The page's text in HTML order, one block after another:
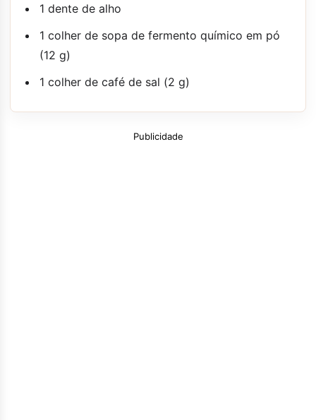
1 dente de alho
1 colher de sopa de fermento químico em pó
(12 g)
1 colher de café de sal (2 g)
Publicidade